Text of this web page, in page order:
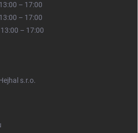
– 17:00
– 17:00
– 17:00
s.r.o.